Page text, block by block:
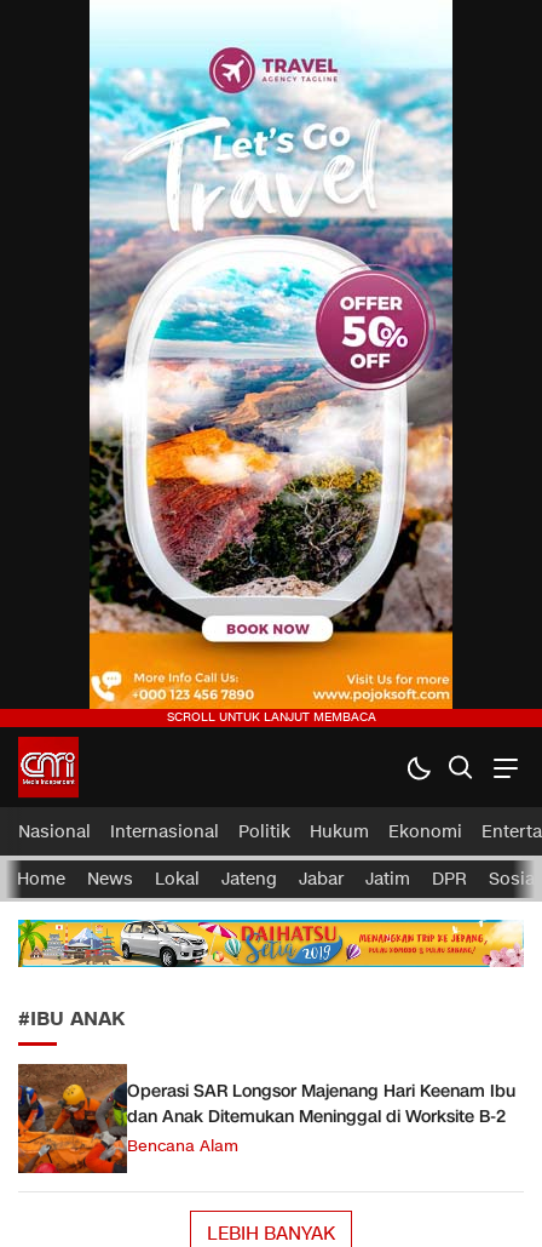
CMI News
Berani, Integritas dan Loyalitas
Nasional Internasional Politik Hukum Ekonomi
Home News Lokal Jateng Jabar Jatim DPR Sosial
#IBU ANAK
Operasi SAR Longsor Majenang Hari Keenam Ibu
dan Anak Ditemukan Meninggal di Worksite B-2
Bencana Alam
LEBIH BANYAK